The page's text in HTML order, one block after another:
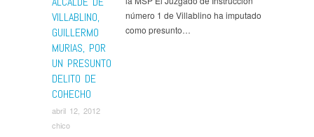
VILLABLINO,
GUILLERMO
MURIAS, POR
UN PRESUNTO
DELITO DE
COHECHO
abril 12, 2012
chico
número 1 de Villablino ha imputado
como presunto…